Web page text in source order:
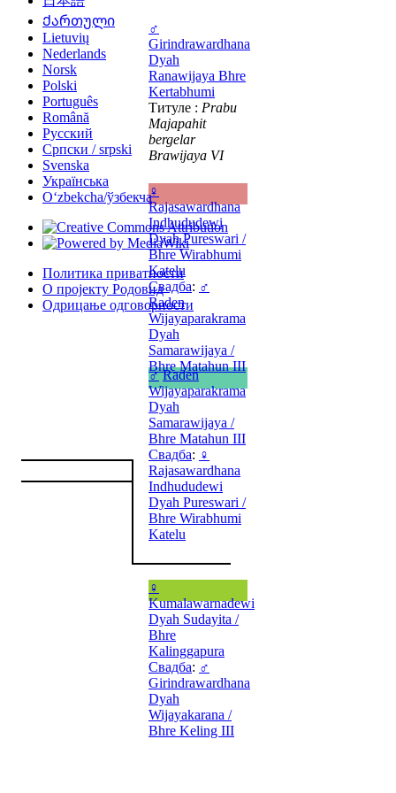
♂
Girindrawardhana
Dyah
Ranawijaya Bhre
Kertabhumi
Титуле : Prabu
Majapahit
bergelar
Brawijaya VI
♀
Rajasawardhana
Indhududewi
Dyah Pureswari /
Bhre Wirabhumi
Katelu
Свадба: ♂
Raden
Wijayaparakrama
Dyah
Samarawijaya /
Bhre Matahun III
♂ Raden
Wijayaparakrama
Dyah
Samarawijaya /
Bhre Matahun III
Свадба: ♀
Rajasawardhana
Indhududewi
Dyah Pureswari /
Bhre Wirabhumi
Katelu
♀
Kumalawarnadewi
Dyah Sudayita /
Bhre
Kalinggapura
Свадба: ♂
Girindrawardhana
Dyah
Wijayakarana /
Bhre Keling III
Ქართული
Lietuvių
Nederlands
Norsk
Polski
Português
Română
Русский
Српски / srpski
Svenska
Українська
Oʻzbekcha/ўзбекча
Политика приватности
О пројекту Родовид
Одрицање одговорности